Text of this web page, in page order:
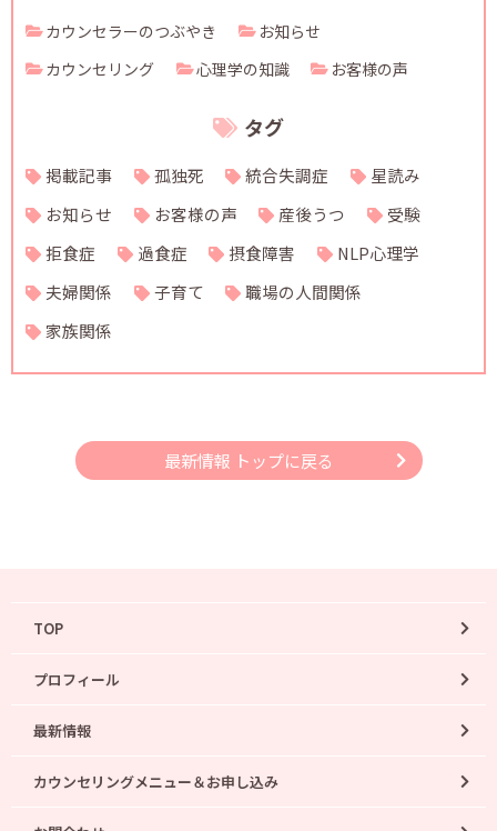
カウンセラーのつぶやき
お知らせ
カウンセリング
心理学の知識 お客様の声
タグ
掲載記事 孤独死 統合失調症
星読み
お知らせ
お客様の声 産後うつ
受験
拒食症
過食症 摂食障害
NLP心理学
夫婦関係
子育て
職場の人間関係
家族関係
最新情報 トップに戻る
TOP
プロフィール
最新情報
カウンセリングメニュー＆お申し込み